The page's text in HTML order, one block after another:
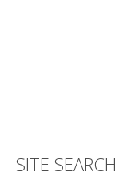
SITE SEARCH